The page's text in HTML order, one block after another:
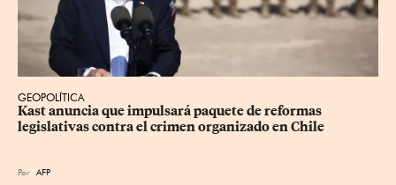
GEOPOLÍTICA
Kast anuncia que impulsará paquete de reformas
legislativas contra el crimen organizado en Chile
Por AFP